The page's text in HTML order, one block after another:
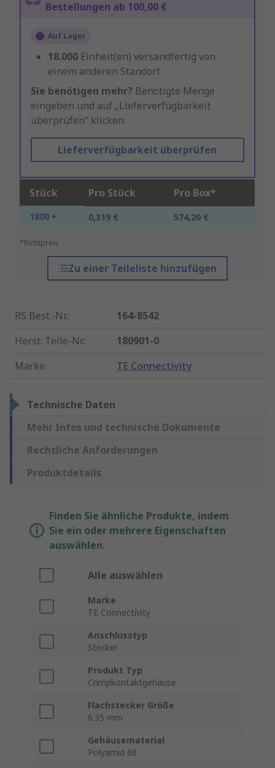
Bestellungen ab 100,00 €
Auf Lager
18.000 Einheit(en) versandfertig von
einem anderen Standort
Sie benötigen mehr? Benötigte Menge
eingeben und auf „Lieferverfügbarkeit
überprüfen“ klicken.
Lieferverfügbarkeit überprüfen
Stück Pro Stück Pro Box*
1800 + 0,319 € 574,20 €
*Richtpreis
Zu einer Teileliste hinzufügen
RS Best.-Nr.:
164-8542
Herst. Teile-Nr.:
180901-0
Marke: TE Connectivity
Technische Daten
Mehr Infos und technische Dokumente
Rechtliche Anforderungen
Produktdetails
Finden Sie ähnliche Produkte, indem
Sie ein oder mehrere Eigenschaften
auswählen.
Alle auswählen
Marke
TE Connectivity
Anschlusstyp
Stecker
Produkt Typ
Crimpkontaktgehäuse
Flachstecker Größe
6.35 mm
Gehäusematerial
Polyamid 66